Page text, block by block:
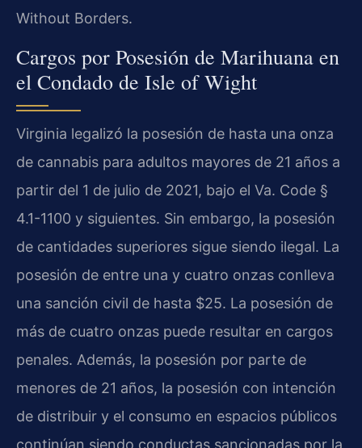
Without Borders.
Cargos por Posesión de Marihuana en
el Condado de Isle of Wight
Virginia legalizó la posesión de hasta una onza
de cannabis para adultos mayores de 21 años a
partir del 1 de julio de 2021, bajo el Va. Code §
4.1-1100 y siguientes. Sin embargo, la posesión
de cantidades superiores sigue siendo ilegal. La
posesión de entre una y cuatro onzas conlleva
una sanción civil de hasta $25. La posesión de
más de cuatro onzas puede resultar en cargos
penales. Además, la posesión por parte de
menores de 21 años, la posesión con intención
de distribuir y el consumo en espacios públicos
continúan siendo conductas sancionadas por la